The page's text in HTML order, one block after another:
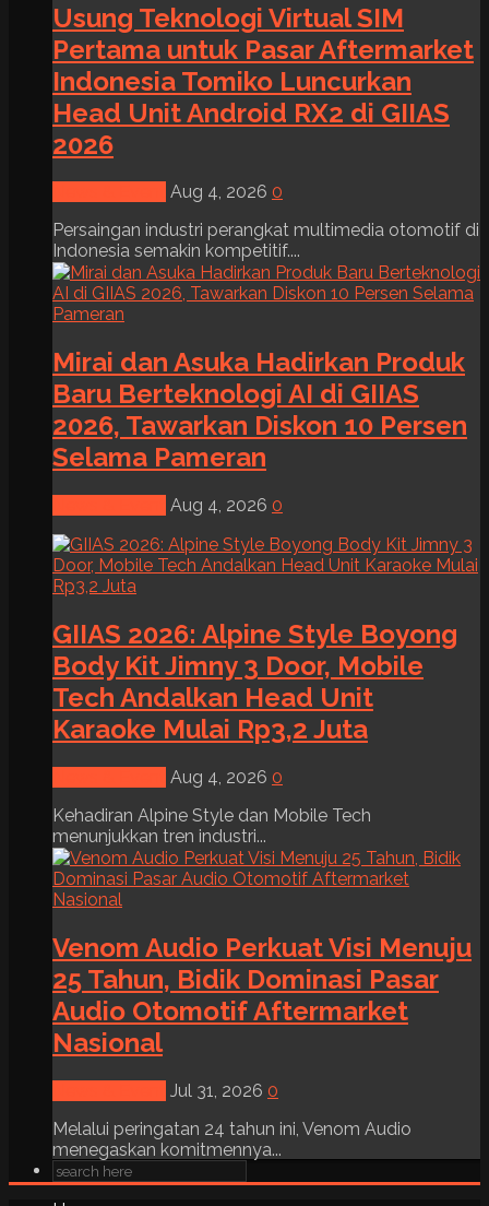
Usung Teknologi Virtual SIM
Pertama untuk Pasar Aftermarket
Indonesia Tomiko Luncurkan
Head Unit Android RX2 di GIIAS
2026
Aug 4, 2026 0
Persaingan industri perangkat multimedia otomotif di
Indonesia semakin kompetitif....
Mirai dan Asuka Hadirkan Produk
Baru Berteknologi AI di GIIAS
2026, Tawarkan Diskon 10 Persen
Selama Pameran
Aug 4, 2026 0
GIIAS 2026: Alpine Style Boyong
Body Kit Jimny 3 Door, Mobile
Tech Andalkan Head Unit
Karaoke Mulai Rp3,2 Juta
Aug 4, 2026 0
Kehadiran Alpine Style dan Mobile Tech
menunjukkan tren industri...
Venom Audio Perkuat Visi Menuju
25 Tahun, Bidik Dominasi Pasar
Audio Otomotif Aftermarket
Nasional
Jul 31, 2026 0
Melalui peringatan 24 tahun ini, Venom Audio
menegaskan komitmennya...